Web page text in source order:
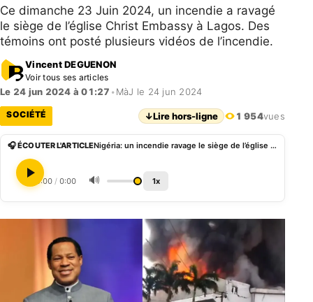
Ce dimanche 23 Juin 2024, un incendie a ravagé
le siège de l’église Christ Embassy à Lagos. Des
témoins ont posté plusieurs vidéos de l’incendie.
Vincent DEGUENON
Voir tous ses articles
Le 24 jun 2024 à 01:27 • MàJ le 24 jun 2024
SOCIÉTÉ ↓Lire hors-ligne 1 954vues
🎧 ÉCOUTER L'ARTICLE Nigéria: un incendie ravage le siège de l’église Christ Embassy à Lagos
0:00 / 0:00 🔊 1x